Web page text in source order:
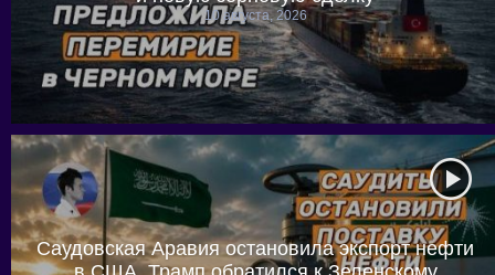
10 августа, 2026
Саудовская Аравия остановила экспорт нефти